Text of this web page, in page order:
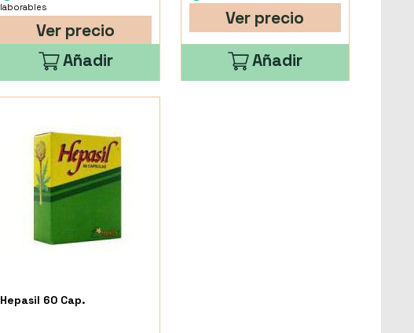
laborables
Ver precio
Añadir
Ver precio
Añadir
Hepasil 60 Cap.